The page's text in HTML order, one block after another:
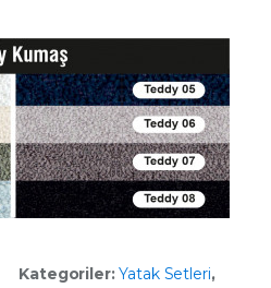
Kategoriler:Yatak Setleri,